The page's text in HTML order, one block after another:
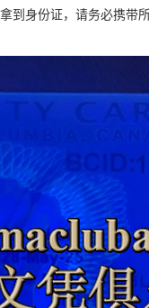
到身份证，请务必携带